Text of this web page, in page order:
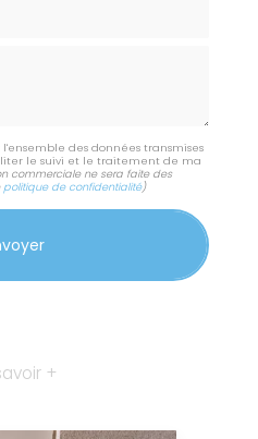
des données transmises
le suivi et le traitement de ma
commerciale ne sera faite des
politique de confidentialité)
+